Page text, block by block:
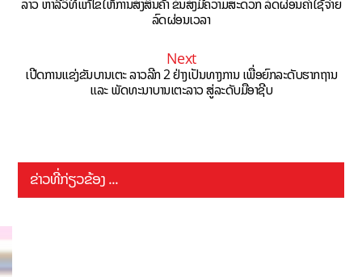
ລາວ ຫາລືວິທີແກ້ໄຂໃຫ້ການສົ່ງສິນຄ້າ ຂົນສົ່ງມີຄວາມສະດວກ ລົດຜ່ອນຄ່າໃຊ້ຈ່າຍ
ລົດຜ່ອນເວລາ
Next
ເປີດການແຂ່ງຂັນບານເຕະ ລາວລີກ 2 ຢ່າງເປັນທາງການ ເພື່ອຍົກລະດັບຮາກຖານ
ແລະ ພັດທະນາບານເຕະລາວ ສູ່ລະດັບມືອາຊີບ
ຂ່າວທີ່ກ່ຽວຂ້ອງ ...